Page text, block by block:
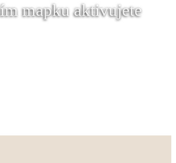
mapku aktivujete